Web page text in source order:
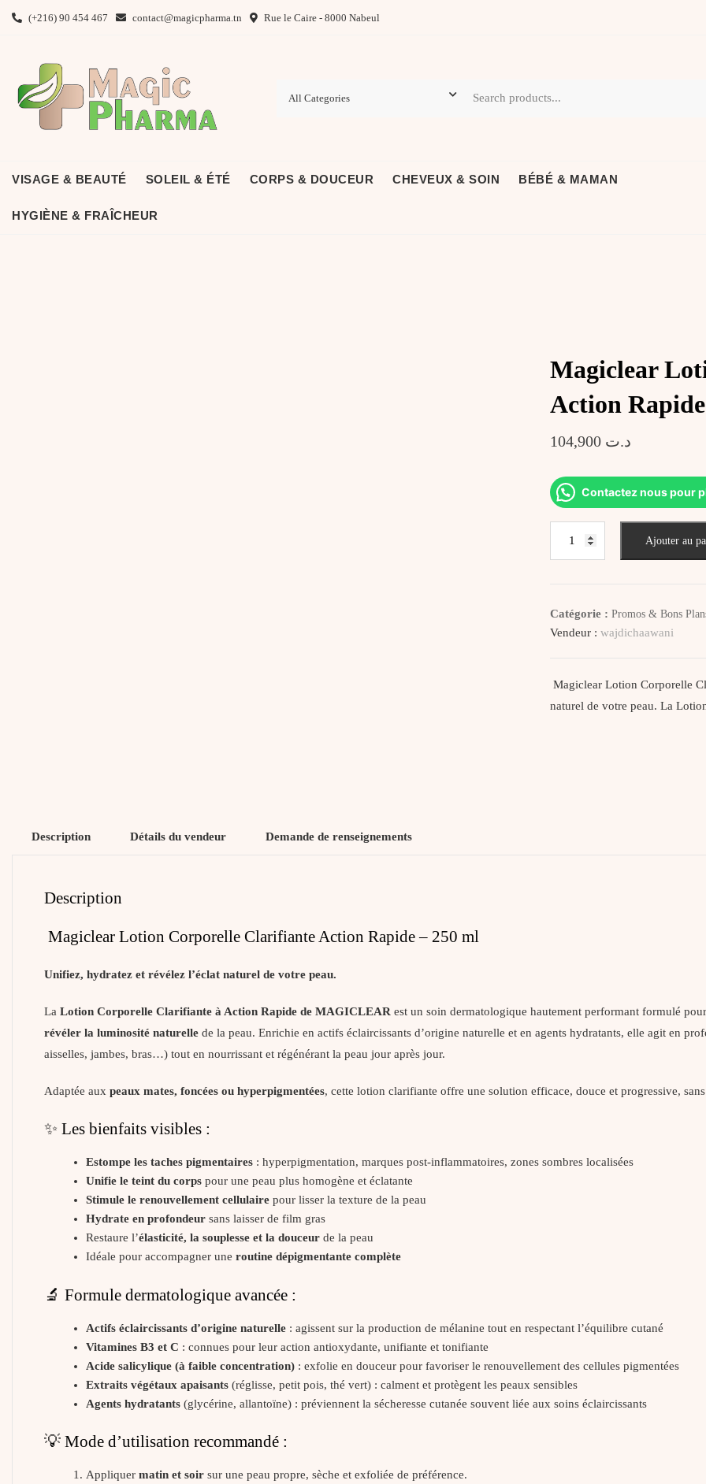
(+216) 90 454 467 contact@magicpharma.tn Rue le Caire - 8000 Nabeul
VISAGE & BEAUTÉ SOLEIL & ÉTÉ CORPS & DOUCEUR CHEVEUX & SOIN BÉBÉ & MAMAN
HYGIÈNE & FRAÎCHEUR
Magiclear
Action
د.ت
Contactez nous pour
Clarifiante
250
ml
Ajouter au
Catégorie :Promos & Bons
Vendeur :wajdichaawani
Magiclear Lotion Corporelle
naturel de votre peau. La
Description Détails du vendeur Demande de renseignements
Description
Magiclear Lotion Corporelle Clarifiante Action Rapide – 250 ml
Unifiez, hydratez et révélez l’éclat naturel de votre peau.
La Lotion Corporelle Clarifiante à Action Rapide de MAGICLEAR est un soin dermatologique hautement performant formulé
révéler la luminosité naturelle de la peau. Enrichie en actifs éclaircissants d’origine naturelle et en agents hydratants, elle agit en
aisselles, jambes, bras…) tout en nourrissant et régénérant la peau jour après jour.
Adaptée aux peaux mates, foncées ou hyperpigmentées, cette lotion clarifiante offre une solution efficace, douce et progressive,
✨ Les bienfaits visibles :
Estompe les taches pigmentaires : hyperpigmentation, marques post-inflammatoires, zones sombres localisées
Unifie le teint du corps pour une peau plus homogène et éclatante
Stimule le renouvellement cellulaire pour lisser la texture de la peau
Hydrate en profondeur sans laisser de film gras
Restaure l’élasticité, la souplesse et la douceur de la peau
Idéale pour accompagner uneroutine dépigmentante complète
🔬 Formule dermatologique avancée :
Actifs éclaircissants d’origine naturelle : agissent sur la production de mélanine tout en respectant l’équilibre cutané
Vitamines B3 et C : connues pour leur action antioxydante, unifiante et tonifiante
Acide salicylique (à faible concentration) : exfolie en douceur pour favoriser le renouvellement des cellules pigmentées
Extraits végétaux apaisants (réglisse, petit pois, thé vert) : calment et protègent les peaux sensibles
Agents hydratants (glycérine, allantoïne) : préviennent la sécheresse cutanée souvent liée aux soins éclaircissants
💡 Mode d’utilisation recommandé :
Appliquermatin et soir sur une peau propre, sèche et exfoliée de préférence.